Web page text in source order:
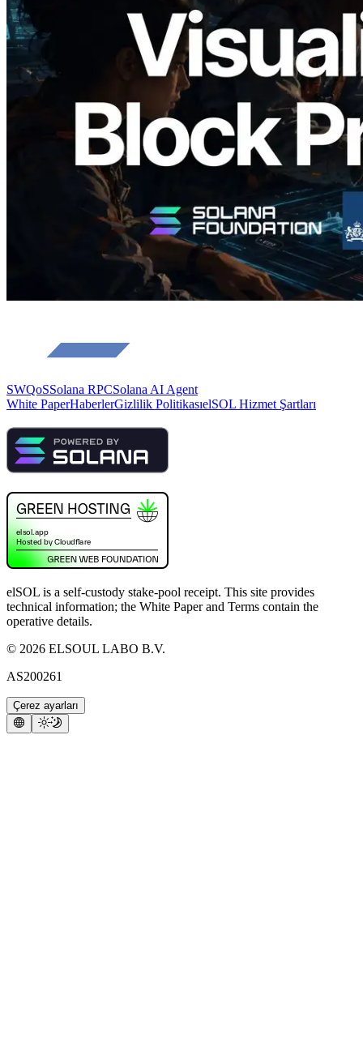
Validators Solutions, Solana Block
Analyzer'ı Yayınladı — Slot Başına Blok
Üretim Süresi ve Görevli Doğrulayıcı
Görselleştirmesi
Bu makaleyi oku
Daha fazla yükle
SWQoSSolana RPCSolana AI Agent
White PaperHaberlerGizlilik PolitikasıelSOL Hizmet Şartları
elSOL is a self-custody stake-pool receipt. This site provides
technical information; the White Paper and Terms contain the
operative details.
© 2026 ELSOUL LABO B.V.
AS200261
Çerez ayarları